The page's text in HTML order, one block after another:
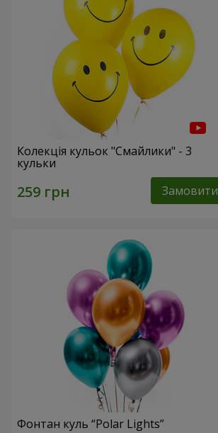
Колекція кульок "Смайлики" - 3
кульки
Замовити
Фонтан куль “Polar Lights”